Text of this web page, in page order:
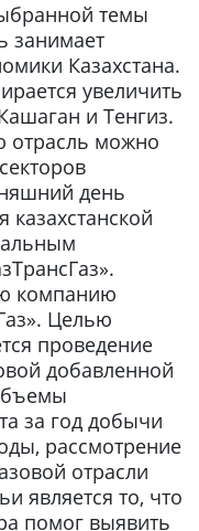
темы
занимает
Казахстана.
увеличить
и Тенгиз.
отрасль можно
день
компанию
Целью
проведение
добавленной
за год добычи
рассмотрение
отрасли
является то, что
помог выявить